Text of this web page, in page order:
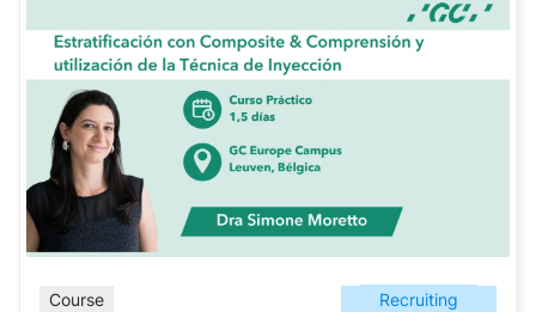
Course
Recruiting